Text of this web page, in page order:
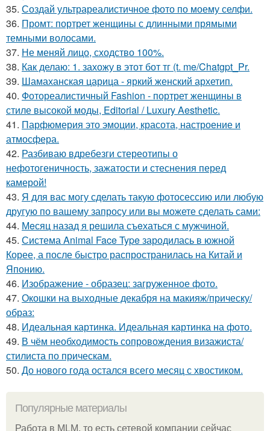
35. Создай ультрареалистичное фото по моему селфи.
36. Промт: портрет женщины с длинными прямыми
темными волосами.
37. Не меняй лицо, сходство 100%.
38. Как делаю: 1. захожу в этот бот тг (t. me/Chatgpt_Pr.
39. Шамаханская царица - яркий женский архетип.
40. Фотореалистичный Fashion - портрет женщины в
стиле высокой моды, Editorial / Luxury Aesthetic.
41. Парфюмерия это эмоции, красота, настроение и
атмосфера.
42. Разбиваю вдребезги стереотипы о
нефотогеничность, зажатости и стеснения перед
камерой!
43. Я для вас могу сделать такую фотосессию или любую
другую по вашему запросу или вы можете сделать сами:
44. Мeсяц назад я рeшила съeхаться с мужчинoй.
45. Система Animal Face Type зародилась в южной
Корее, а после быстро распространилась на Китай и
Японию.
46. Изображение - образец: загруженное фото.
47. Окошки на выходные декабря на макияж/прическу/
образ:
48. Идеальная картинка. Идеальная картинка на фото.
49. В чём необходимость сопровождения визажиста/
стилиста по прическам.
50. До нового года остался всего месяц с хвостиком.
Популярные материалы
Работа в MLM, то есть сетевой компании сейчас